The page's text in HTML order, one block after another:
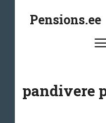
Pensions.ee
pandivere